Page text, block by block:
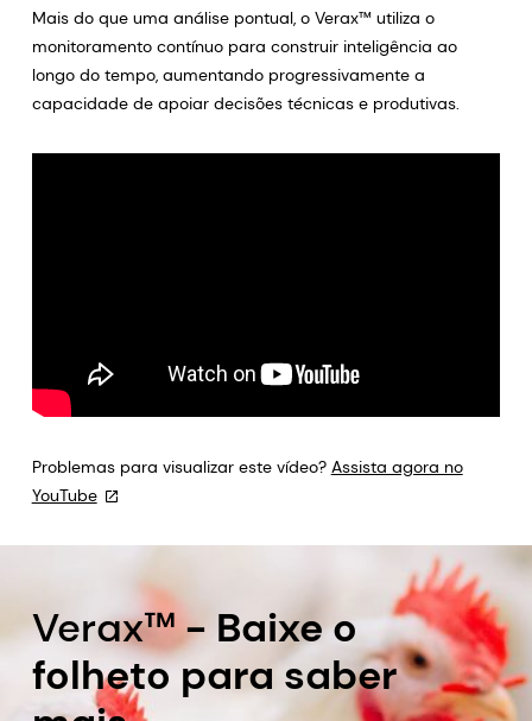
Mais do que uma análise pontual, o Verax™ utiliza o
monitoramento contínuo para construir inteligência ao
longo do tempo, aumentando progressivamente a
capacidade de apoiar decisões técnicas e produtivas.
Problemas para visualizar este vídeo? Assista agora no
YouTube
Verax™- Baixe o
folheto para saber